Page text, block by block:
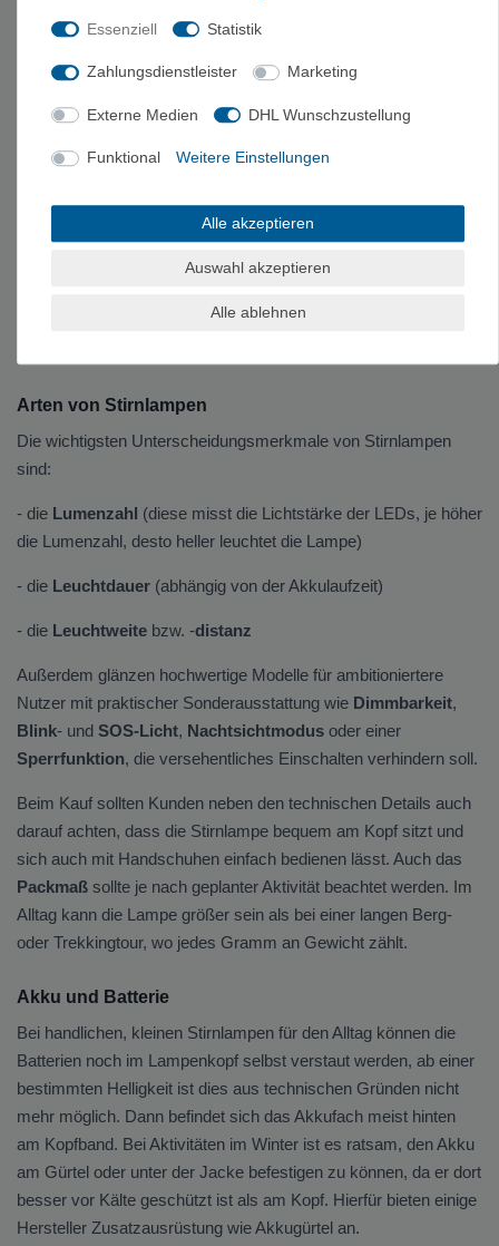
wäre dies nicht denkbar.
Aber auch beimCampingist eine ausreichende Beleuchtung
unerlässlich, sei es zum Aufbauen des Zeltes in der
gilt für eineHüttenübernachtung, da dort meist kein
Auch für Jogger, Biker, Hundebesitzer und Jäger gibt es
passende Stirnlampenmodelle, denn eine Stirnlampe dabei zu
Straßenverkehr
Arten von Stirnlampen
Die wichtigsten Unterscheidungsmerkmale von Stirnlampen
sind:
- die Lumenzahl (diese misst die Lichtstärke der LEDs, je höher
die Lumenzahl, desto heller leuchtet die Lampe)
- die Leuchtdauer (abhängig von der Akkulaufzeit)
- die Leuchtweite bzw. -distanz
Außerdem glänzen hochwertige Modelle für ambitioniertere
Nutzer mit praktischer Sonderausstattung wie Dimmbarkeit,
Blink- und SOS-Licht, Nachtsichtmodus oder einer
Sperrfunktion, die versehentliches Einschalten verhindern soll.
Beim Kauf sollten Kunden neben den technischen Details auch
darauf achten, dass die Stirnlampe bequem am Kopf sitzt und
sich auch mit Handschuhen einfach bedienen lässt. Auch das
Packmaß sollte je nach geplanter Aktivität beachtet werden. Im
Alltag kann die Lampe größer sein als bei einer langen Berg-
oder Trekkingtour, wo jedes Gramm an Gewicht zählt.
Akku und Batterie
Bei handlichen, kleinen Stirnlampen für den Alltag können die
Batterien noch im Lampenkopf selbst verstaut werden, ab einer
bestimmten Helligkeit ist dies aus technischen Gründen nicht
mehr möglich. Dann befindet sich das Akkufach meist hinten
am Kopfband. Bei Aktivitäten im Winter ist es ratsam, den Akku
am Gürtel oder unter der Jacke befestigen zu können, da er dort
besser vor Kälte geschützt ist als am Kopf. Hierfür bieten einige
Hersteller Zusatzausrüstung wie Akkugürtel an.
Essenziell Statistik
Zahlungsdienstleister Marketing
Externe Medien DHL Wunschzustellung
Funktional Weitere Einstellungen
Alle akzeptieren
Auswahl akzeptieren
Alle ablehnen